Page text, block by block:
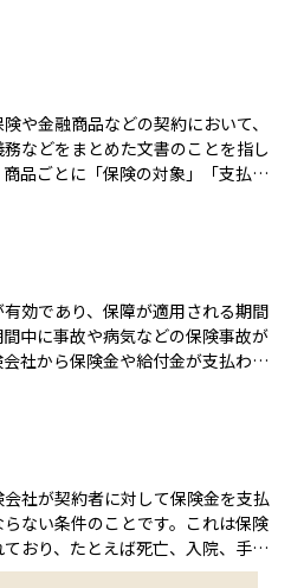
保障が不安定な人に特に注目され
間、免責期間などは契約ごとに異
フスタイルに合わせて選ぶことが
や金融商品などの契約において、
などをまとめた文書のことを指し
品ごとに「保険の対象」「支払わ
されており、契約者はこれを個別
る形」で契約を結びます。そのた
ると、「思っていた保障が受けら
ていなかった」といったトラブル
。契約前には約款を確認し、必要
効であり、保障が適用される期間
中に事故や病気などの保険事故が
社から保険金や給付金が支払われ
品によって保険期間の長さや更新
ライフプランや必要な保障に応じ
期間を正しく理解することで、保
ているといった事態を防ぐことが
社が契約者に対して保険金を支払
ない条件のことです。これは保険
おり、たとえば死亡、入院、手
うな状態になったときに、どの種